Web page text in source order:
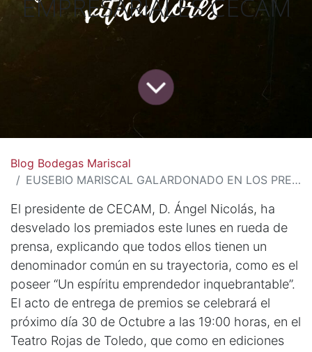
EMPRESARIALES CECAM
Blog Bodegas Mariscal
EUSEBIO MARISCAL GALARDONADO EN LOS PREMIOS EMPRESARIALES CECAM
El presidente de CECAM, D. Ángel Nicolás, ha
desvelado los premiados este lunes en rueda de
prensa, explicando que todos ellos tienen un
denominador común en su trayectoria, como es el
poseer “Un espíritu emprendedor inquebrantable”.
El acto de entrega de premios se celebrará el
próximo día 30 de Octubre a las 19:00 horas, en el
Teatro Rojas de Toledo, que como en ediciones